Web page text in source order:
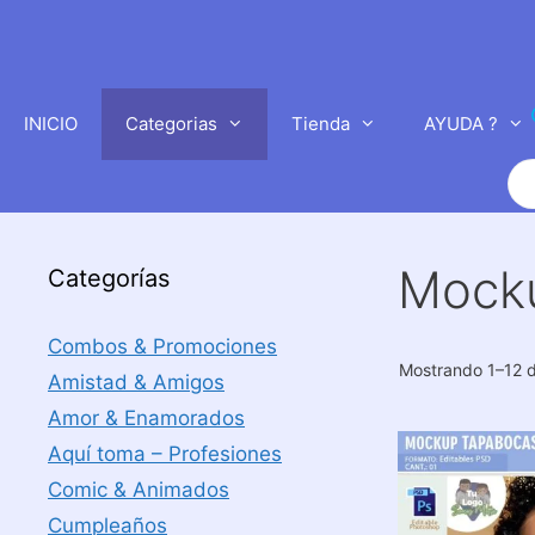
INICIO Categorias Tienda AYUDA ?
de
Mostrando 1–12
Categorías
Combos & Promociones
Amistad & Amigos
Amor & Enamorados
Aquí toma – Profesiones
Comic & Animados
Cumpleaños